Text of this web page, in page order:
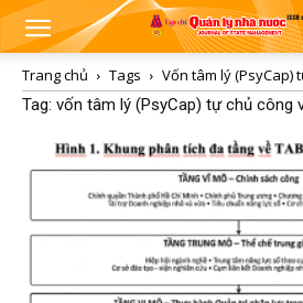
Trang chủ Tags
Vốn tâm lý (PsyCap)
Tag: vốn tâm lý (PsyCap) tự chủ công